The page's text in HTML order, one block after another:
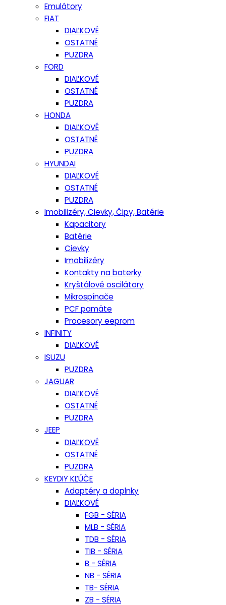
Emulátory
FIAT
DIAĽKOVÉ
OSTATNÉ
PUZDRA
FORD
DIAĽKOVÉ
OSTATNÉ
PUZDRA
HONDA
DIAĽKOVÉ
OSTATNÉ
PUZDRA
HYUNDAI
DIAĽKOVÉ
OSTATNÉ
PUZDRA
Imobilizéry, Cievky, Čipy, Batérie
Kapacitory
Batérie
Cievky
Imobilizéry
Kontakty na baterky
Kryštálové oscilátory
Mikrospínače
PCF pamäte
Procesory eeprom
INFINITY
DIAĽKOVÉ
ISUZU
PUZDRA
JAGUAR
DIAĽKOVÉ
OSTATNÉ
PUZDRA
JEEP
DIAĽKOVÉ
OSTATNÉ
PUZDRA
KEYDIY KĽÚČE
Adaptéry a doplnky
DIAĽKOVÉ
FGB - SÉRIA
MLB - SÉRIA
TDB - SÉRIA
TIB - SÉRIA
B - SÉRIA
NB - SÉRIA
TB- SÉRIA
ZB - SÉRIA